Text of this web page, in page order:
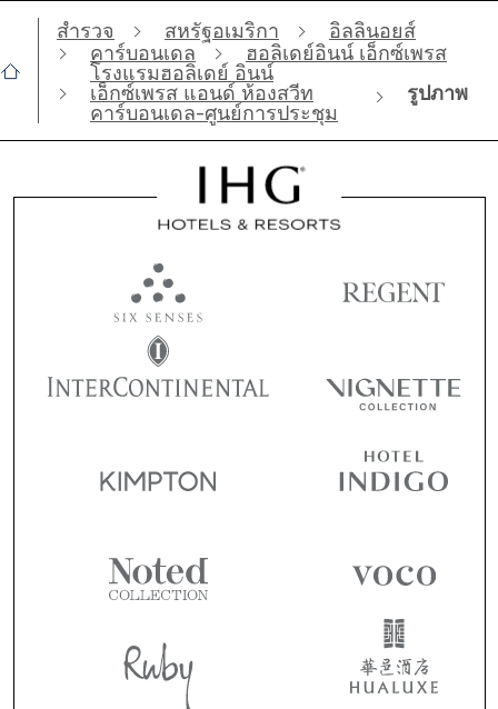
สำรวจ สหรัฐอเมริกา
อิลลินอยส์
คาร์บอนเดล
ฮอลิเดย์อินน์ เอ็กซ์เพรส
โรงแรมฮอลิเดย์ อินน์
เอ็กซ์เพรส แอนด์ ห้องสวีท
คาร์บอนเดล-ศูนย์การประชุม
รูปภาพ